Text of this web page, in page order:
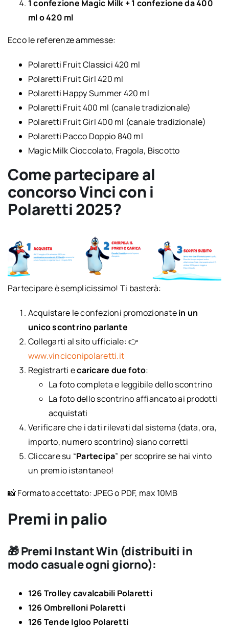
1 confezione Magic Milk + 1 confezione da 400
ml o 420 ml
Ecco le referenze ammesse:
Polaretti Fruit Classici 420 ml
Polaretti Fruit Girl 420 ml
Polaretti Happy Summer 420 ml
Polaretti Fruit 400 ml (canale tradizionale)
Polaretti Fruit Girl 400 ml (canale tradizionale)
Polaretti Pacco Doppio 840 ml
Magic Milk Cioccolato, Fragola, Biscotto
Come partecipare al
concorso Vinci con i
Polaretti 2025?
Partecipare è semplicissimo! Ti basterà:
Acquistare le confezioni promozionatein un
unico scontrino parlante
Collegarti al sito ufficiale: 👉
www.vinciconipolaretti.it
Registrarti ecaricare due foto:
La foto completa e leggibile dello scontrino
La foto dello scontrino affiancato ai prodotti
acquistati
Verificare che i dati rilevati dal sistema (data, ora,
importo, numero scontrino) siano corretti
Cliccare su “Partecipa” per scoprire se hai vinto
un premio istantaneo!
📸 Formato accettato: JPEG o PDF, max 10MB
Premi in palio
🎁 Premi Instant Win (distribuiti in
modo casuale ogni giorno):
126 Trolley cavalcabili Polaretti
126 Ombrelloni Polaretti
126 Tende Igloo Polaretti